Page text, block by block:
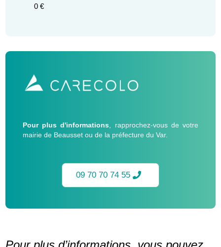
0 €
Pour plus d'informations , rapprochez-vous de votre
mairie de Beausset ou de la préfecture du Var.
09 70 70 74 55